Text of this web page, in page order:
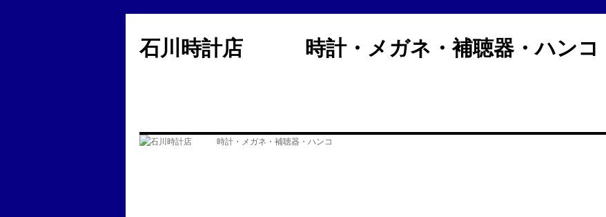
テ
ン
プ
石川時計店 時計・メガネ・補聴器・ハンコ